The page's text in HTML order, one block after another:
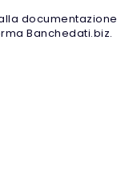
documentazione
Banchedati.biz.